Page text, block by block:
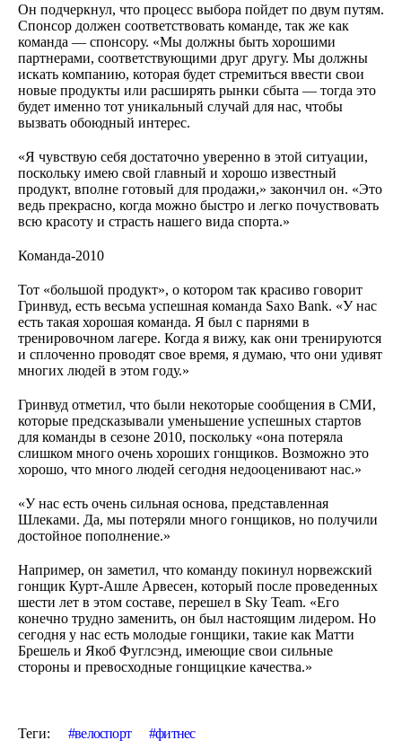
Он подчеркнул, что процесс выбора пойдет по двум путям.
Спонсор должен соответствовать команде, так же как
команда — спонсору. «Мы должны быть хорошими
партнерами, соответствующими друг другу. Мы должны
искать компанию, которая будет стремиться ввести свои
новые продукты или расширять рынки сбыта — тогда это
будет именно тот уникальный случай для нас, чтобы
вызвать обоюдный интерес.
«Я чувствую себя достаточно уверенно в этой ситуации,
поскольку имею свой главный и хорошо известный
продукт, вполне готовый для продажи,» закончил он. «Это
ведь прекрасно, когда можно быстро и легко почуствовать
всю красоту и страсть нашего вида спорта.»
Команда-2010
Тот «большой продукт», о котором так красиво говорит
Гринвуд, есть весьма успешная команда Saxo Bank. «У нас
есть такая хорошая команда. Я был с парнями в
тренировочном лагере. Когда я вижу, как они тренируются
и сплоченно проводят свое время, я думаю, что они удивят
многих людей в этом году.»
Гринвуд отметил, что были некоторые сообщения в СМИ,
которые предсказывали уменьшение успешных стартов
для команды в сезоне 2010, поскольку «она потеряла
слишком много очень хороших гонщиков. Возможно это
хорошо, что много людей сегодня недооценивают нас.»
«У нас есть очень сильная основа, представленная
Шлеками. Да, мы потеряли много гонщиков, но получили
достойное пополнение.»
Например, он заметил, что команду покинул норвежский
гонщик Курт-Ашле Арвесен, который после проведенных
шести лет в этом составе, перешел в Sky Team. «Его
конечно трудно заменить, он был настоящим лидером. Но
сегодня у нас есть молодые гонщики, такие как Матти
Брешель и Якоб Фуглсэнд, имеющие свои сильные
стороны и превосходные гонщицкие качества.»
Теги: велоспорт фитнес